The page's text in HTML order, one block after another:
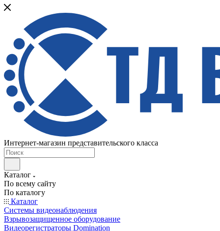
Интернет-магазин представительского класса
Каталог
По всему сайту
По каталогу
Каталог
Системы видеонаблюдения
Взрывозащищенное оборудование
Видеорегистраторы Domination